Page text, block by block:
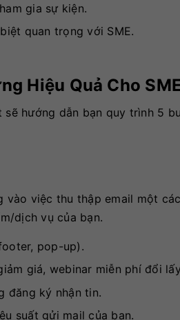
gia sự kiện.
quan trọng với SME.
Hiệu Quả Cho
hướng dẫn bạn quy trình 5
việc thu thập email một
dịch vụ của bạn.
pop-up).
giá, webinar miễn phí đổi
đăng ký nhận tin.
suất gửi mail của bạn.